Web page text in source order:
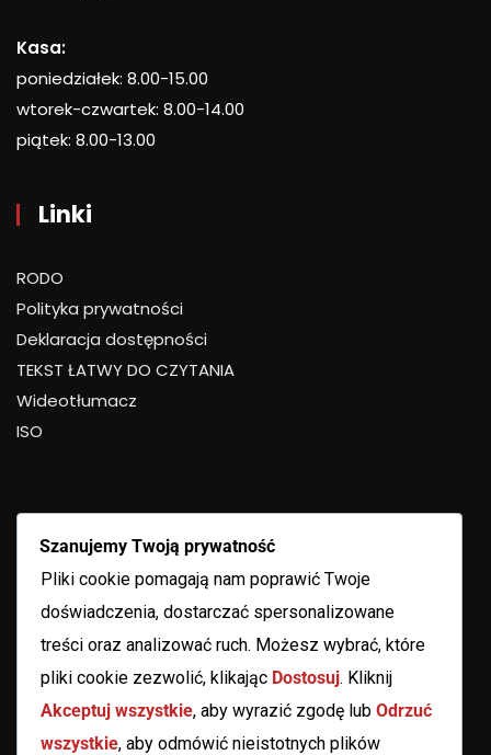
Kasa:
poniedziałek: 8.00-15.00
wtorek-czwartek: 8.00-14.00
piątek: 8.00-13.00
Linki
RODO
Polityka prywatności
Deklaracja dostępności
TEKST ŁATWY DO CZYTANIA
Wideotłumacz
ISO
Szanujemy Twoją prywatność
Pliki cookie pomagają nam poprawić Twoje
doświadczenia, dostarczać spersonalizowane
treści oraz analizować ruch. Możesz wybrać, które
pliki cookie zezwolić, klikając Dostosuj. Kliknij
Akceptuj wszystkie, aby wyrazić zgodę lub Odrzuć
wszystkie, aby odmówić nieistotnych plików